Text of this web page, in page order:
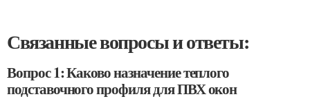
Связанные вопросы и ответы:
Вопрос 1: Каково назначение теплого
подставочного профиля для ПВХ окон